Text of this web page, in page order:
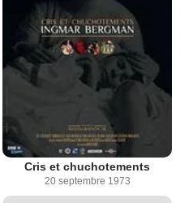
Cris et chuchotements
20 septembre 1973